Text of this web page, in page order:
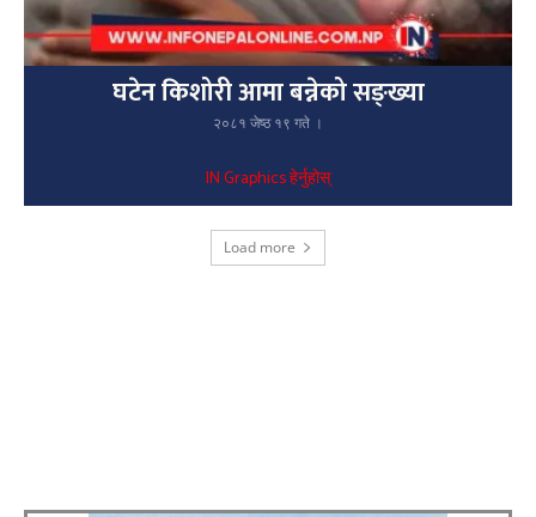
घटेन किशोरी आमा बन्नेको सङ्ख्या
२०८१ जेष्ठ १९ गते ।
IN Graphics हेर्नुहोस्
Load more